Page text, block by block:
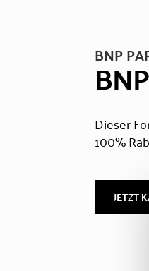
BNP
Dieser
100%
JETZT